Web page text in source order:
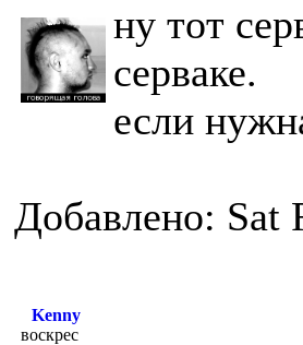
ну тот
серваке.
если
Добавлено: Sat
Kenny
воскрес